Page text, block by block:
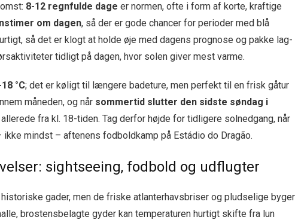
8-12 regnfulde dage er normen, ofte i form af korte, kraftige
om dagen, så der er gode chancer for perioder med blå
så det er klogt at holde øje med dagens prognose og pakke lag-
tidligt på dagen, hvor solen giver mest varme.
°C; det er køligt til længere badeture, men perfekt til en frisk gåtur
måneden, og når sommertid slutter den sidste søndag i
fra kl. 18-tiden. Tag derfor højde for tidligere solnedgang, når
mindst – aftenens fodboldkamp på Estádio do Dragão.
sightseeing, fodbold og udflugter
gader, men de friske atlanterhavsbriser og pludselige byger
brostensbelagte gyder kan temperaturen hurtigt skifte fra lun